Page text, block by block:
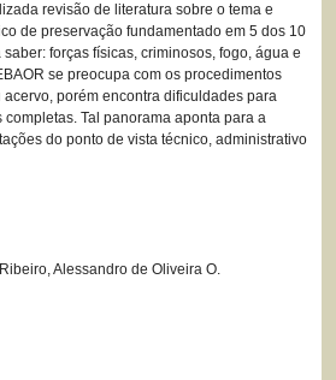
revisão de literatura sobre o tema e
de preservação fundamentado em 5 dos 10
forças físicas, criminosos, fogo, água e
se preocupa com os procedimentos
porém encontra dificuldades para
Tal panorama aponta para a
do ponto de vista técnico, administrativo
Alessandro de Oliveira O.